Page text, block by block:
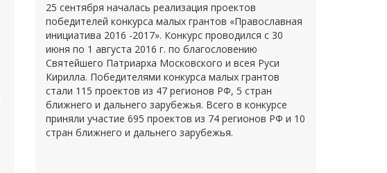
25 сентября началась реализация проектов
победителей конкурса малых грантов «Православная
инициатива 2016 -2017». Конкурс проводился с 30
июня по 1 августа 2016 г. по благословению
Святейшего Патриарха Московского и всея Руси
Кирилла. Победителями конкурса малых грантов
стали 115 проектов из 47 регионов РФ, 5 стран
ближнего и дальнего зарубежья. Всего в конкурсе
приняли участие 695 проектов из 74 регионов РФ и 10
стран ближнего и дальнего зарубежья.